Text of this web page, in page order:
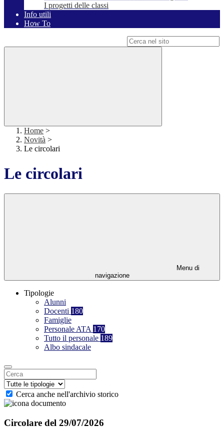
I progetti delle classi
Info utili
How To
Home >
Novità >
Le circolari
Le circolari
Menu di
navigazione
Tipologie
Alunni
Docenti 180
Famiglie
Personale ATA 170
Tutto il personale 189
Albo sindacale
Cerca anche nell'archivio storico
Circolare del 29/07/2026